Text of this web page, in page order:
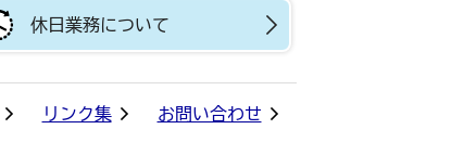
休日業務について
リンク集 お問い合わせ